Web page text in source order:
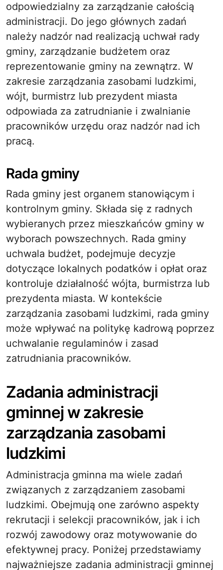
odpowiedzialny za zarządzanie całością
administracji. Do jego głównych zadań
należy nadzór nad realizacją uchwał rady
gminy, zarządzanie budżetem oraz
reprezentowanie gminy na zewnątrz. W
zakresie zarządzania zasobami ludzkimi,
wójt, burmistrz lub prezydent miasta
odpowiada za zatrudnianie i zwalnianie
pracowników urzędu oraz nadzór nad ich
pracą.
Rada gminy
Rada gminy jest organem stanowiącym i
kontrolnym gminy. Składa się z radnych
wybieranych przez mieszkańców gminy w
wyborach powszechnych. Rada gminy
uchwala budżet, podejmuje decyzje
dotyczące lokalnych podatków i opłat oraz
kontroluje działalność wójta, burmistrza lub
prezydenta miasta. W kontekście
zarządzania zasobami ludzkimi, rada gminy
może wpływać na politykę kadrową poprzez
uchwalanie regulaminów i zasad
zatrudniania pracowników.
Zadania administracji
gminnej w zakresie
zarządzania zasobami
ludzkimi
Administracja gminna ma wiele zadań
związanych z zarządzaniem zasobami
ludzkimi. Obejmują one zarówno aspekty
rekrutacji i selekcji pracowników, jak i ich
rozwój zawodowy oraz motywowanie do
efektywnej pracy. Poniżej przedstawiamy
najważniejsze zadania administracji gminnej